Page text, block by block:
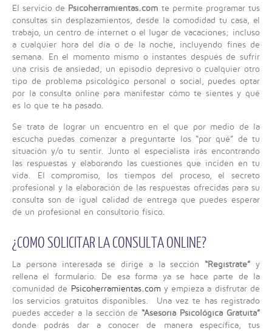
El servicio de Psicoherramientas.com te permite programar tus
consultas sin desplazamientos, desde la comodidad tu casa, el
trabajo, un centro de internet o el lugar de vacaciones; incluso
a cualquier hora del día o de la noche, incluyendo fines de
semana. En el momento mismo o instantes después de sufrir
una crisis de ansiedad, un episodio depresivo o cualquier otro
tipo de problema psicológico personal o social, puedes optar
por la consulta online para manifestar cómo te sientes y qué
es lo que te ha pasado.
Se trata de lograr un encuentro en el que por medio de la
escucha puedas comenzar a preguntarte los “por qué” de tu
situación y/o tu sentir. Junto al especialista irás encontrando
las respuestas y elaborando las cuestiones que inciden en tu
vida. El compromiso, los tiempos del proceso, el secreto
profesional y la elaboración de las respuestas ofrecidas para su
consulta son de igual calidad de entrega que puedes esperar
de un profesional en consultorio físico.
¿COMO SOLICITAR LA CONSULTA ONLINE?
La persona interesada se dirige a la sección “Regístrate” y
rellena el formulario. De esa forma ya se hace parte de la
comunidad de Psicoherramientas.comy empieza a disfrutar de
los servicios gratuitos disponibles. Una vez te has registrado
puedes acceder a la sección de “Asesoría Psicológica Gratuita”
donde podrás dar a conocer de manera específica, tus